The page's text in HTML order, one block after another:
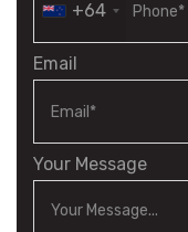
+64
Email
Your Message